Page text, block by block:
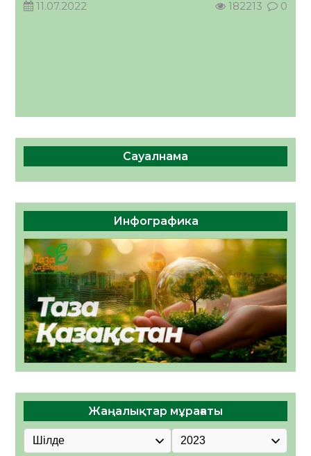
11.07.2022
182213 0
Сауалнама
Инфографика
Жаңалықтар мұрағаты